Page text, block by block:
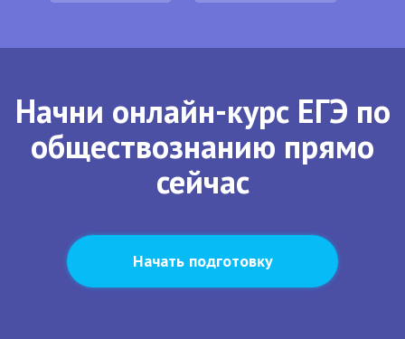
Начни онлайн-курс ЕГЭ по
обществознанию прямо
сейчас
Начать подготовку